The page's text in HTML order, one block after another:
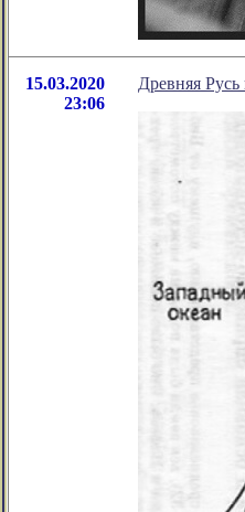
15.03.2020
23:06
Древняя